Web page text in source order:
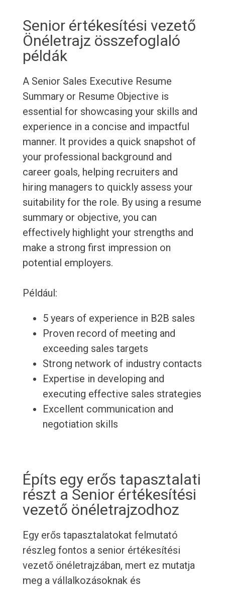
Senior értékesítési vezető
Önéletrajz összefoglaló
példák
A Senior Sales Executive Resume
Summary or Resume Objective is
essential for showcasing your skills and
experience in a concise and impactful
manner. It provides a quick snapshot of
your professional background and
career goals, helping recruiters and
hiring managers to quickly assess your
suitability for the role. By using a resume
summary or objective, you can
effectively highlight your strengths and
make a strong first impression on
potential employers.
Például:
5 years of experience in B2B sales
Proven record of meeting and
exceeding sales targets
Strong network of industry contacts
Expertise in developing and
executing effective sales strategies
Excellent communication and
negotiation skills
Építs egy erős tapasztalati
részt a Senior értékesítési
vezető önéletrajzodhoz
Egy erős tapasztalatokat felmutató
részleg fontos a senior értékesítési
vezető önéletrajzában, mert ez mutatja
meg a vállalkozásoknak és